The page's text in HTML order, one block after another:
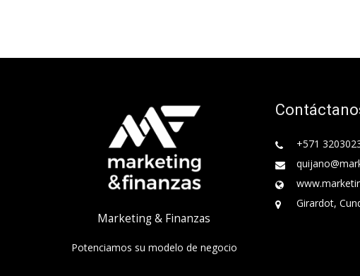
Marketing & Finanzas
Potenciamos su modelo de negocio
+571
Girardot,